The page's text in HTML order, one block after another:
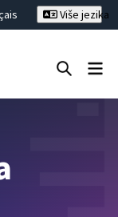
Više jezika